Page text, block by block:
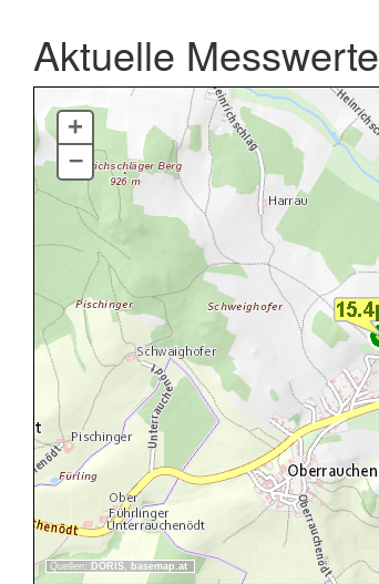
Aktuelle Messwerte
Quellen: DORIS, basemap.at
+
–